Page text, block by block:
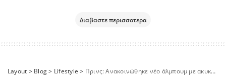
Διαβαστε περισσοτερα
Layout > Blog> Lifestyle > Πρινς: Ανακοινώθηκε νέο άλμπουμ με ακυκλοφόρητα τραγούδια για τον Αύγουστο